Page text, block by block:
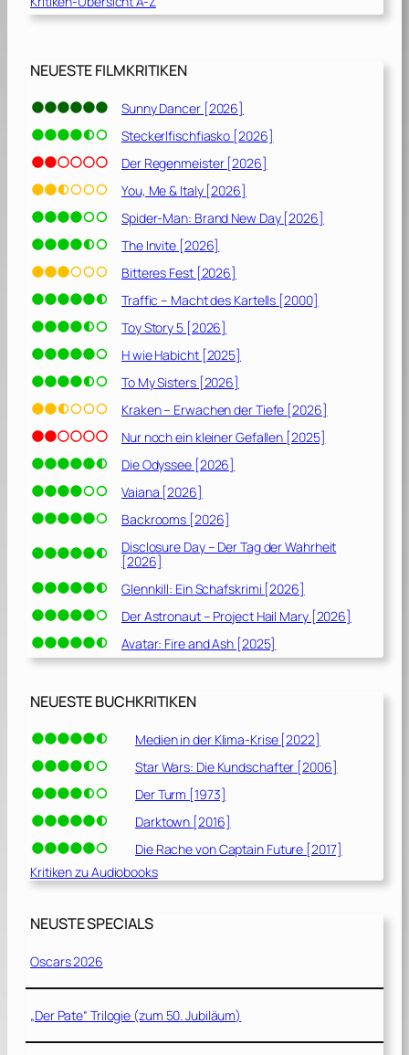
NEUESTE FILMKRITIKEN
Sunny Dancer [2026]
Steckerlfischfiasko [2026]
Der Regenmeister [2026]
You, Me & Italy [2026]
Spider-Man: Brand New Day [2026]
The Invite [2026]
Bitteres Fest [2026]
Traffic – Macht des Kartells [2000]
Toy Story 5 [2026]
H wie Habicht [2025]
To My Sisters [2026]
Kraken – Erwachen der Tiefe [2026]
Nur noch ein kleiner Gefallen [2025]
Die Odyssee [2026]
Vaiana [2026]
Backrooms [2026]
Disclosure Day – Der Tag der Wahrheit
[2026]
Glennkill: Ein Schafskrimi [2026]
Der Astronaut – Project Hail Mary [2026]
Avatar: Fire and Ash [2025]
NEUESTE BUCHKRITIKEN
Medien in der Klima-Krise [2022]
Star Wars: Die Kundschafter [2006]
Der Turm [1973]
Darktown [2016]
Die Rache von Captain Future [2017]
Kritiken zu Audiobooks
NEUSTE SPECIALS
Oscars 2026
„Der Pate“ Trilogie (zum 50. Jubiläum)